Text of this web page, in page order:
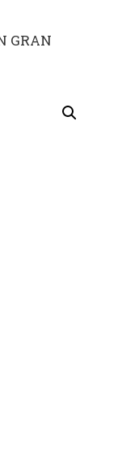
GRAN